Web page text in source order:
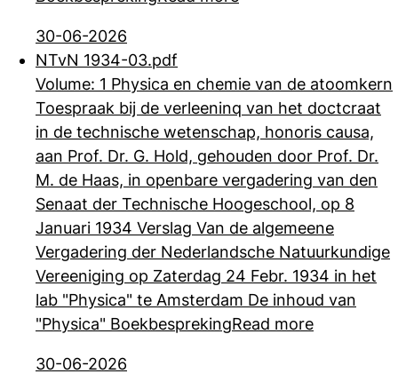
30-06-2026
NTvN 1934-03.pdf
Volume: 1 Physica en chemie van de atoomkern
Toespraak bij de verleeninq van het doctcraat
in de technische wetenschap, honoris causa,
aan Prof. Dr. G. Hold, gehouden door Prof. Dr.
M. de Haas, in openbare vergadering van den
Senaat der Technische Hoogeschool, op 8
Januari 1934 Verslag Van de algemeene
Vergadering der Nederlandsche Natuurkundige
Vereeniging op Zaterdag 24 Febr. 1934 in het
lab "Physica" te Amsterdam De inhoud van
"Physica" BoekbesprekingRead more
30-06-2026